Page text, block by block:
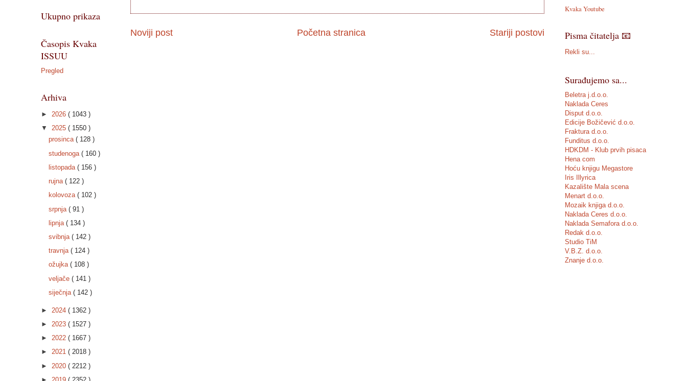
Noviji post Stariji postovi
Početna stranica
Ukupno prikaza
Časopis Kvaka
ISSUU
Pregled
Arhiva
► 2026 ( 1043 )
▼ 2025 ( 1550 )
prosinca ( 128 )
studenoga ( 160 )
listopada ( 156 )
rujna ( 122 )
kolovoza ( 102 )
srpnja ( 91 )
lipnja ( 134 )
svibnja ( 142 )
travnja ( 124 )
ožujka ( 108 )
veljače ( 141 )
siječnja ( 142 )
► 2024 ( 1362 )
► 2023 ( 1527 )
► 2022 ( 1667 )
► 2021 ( 2018 )
► 2020 ( 2212 )
Kvaka Youtube
Pisma čitatelja 📧
Rekli su...
Surađujemo sa...
Beletra j.d.o.o.
Naklada Ceres
Disput d.o.o.
Edicije Božičević d.o.o.
Fraktura d.o.o.
Funditus d.o.o.
HDKDM - Klub prvih pisaca
Hena com
Hoću knjigu Megastore
Iris Illyrica
Kazalište Mala scena
Menart d.o.o.
Mozaik knjiga d.o.o.
Naklada Ceres d.o.o.
Naklada Semafora d.o.o.
Redak d.o.o.
Studio TiM
V.B.Z. d.o.o.
Znanje d.o.o.